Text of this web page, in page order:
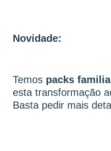
Novidade:
Temospacks
esta transformação
Basta pedir mais